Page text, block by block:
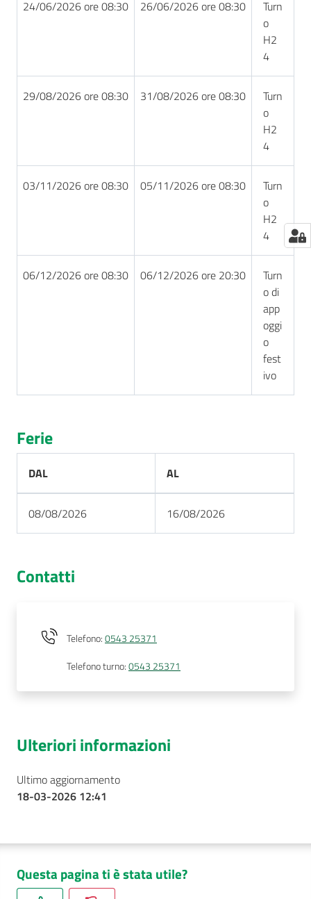
24/06/2026 ore 08:30 26/06/2026 ore 08:30
Turn
o
H2
4
29/08/2026 ore 08:30 31/08/2026 ore 08:30
Turn
o
H2
4
03/11/2026 ore 08:30 05/11/2026 ore 08:30
Turn
o
H2
4
06/12/2026 ore 08:30 06/12/2026 ore 20:30
Turn
o di
app
oggi
o
fest
ivo
Ferie
DAL AL
08/08/2026 16/08/2026
Contatti
Telefono:0543 25371
Telefono turno:0543 25371
Ulteriori informazioni
Ultimo aggiornamento
18-03-2026 12:41
Questa pagina ti è stata utile?